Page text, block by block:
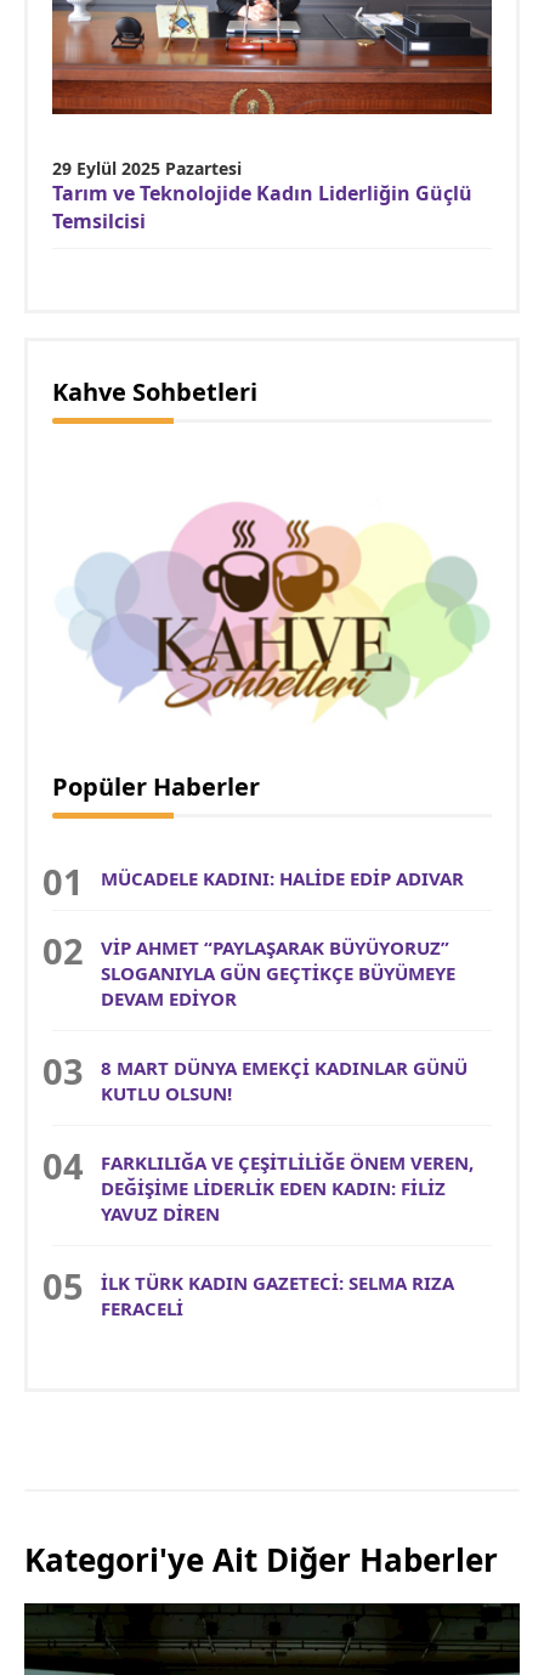
29 Eylül 2025 Pazartesi
Tarım ve Teknolojide Kadın Liderliğin Güçlü
Temsilcisi
Kahve Sohbetleri
Popüler Haberler
MÜCADELE KADINI: HALİDE EDİP ADIVAR
VİP AHMET “PAYLAŞARAK BÜYÜYORUZ”
SLOGANIYLA GÜN GEÇTİKÇE BÜYÜMEYE
DEVAM EDİYOR
8 MART DÜNYA EMEKÇİ KADINLAR GÜNÜ
KUTLU OLSUN!
FARKLILIĞA VE ÇEŞİTLİLİĞE ÖNEM VEREN,
DEĞİŞİME LİDERLİK EDEN KADIN: FİLİZ
YAVUZ DİREN
İLK TÜRK KADIN GAZETECİ: SELMA RIZA
FERACELİ
Kategori'ye Ait Diğer Haberler